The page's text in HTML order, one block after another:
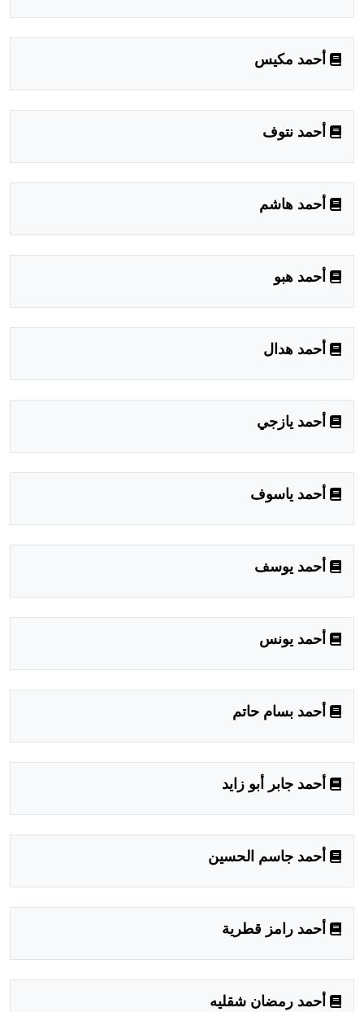
أحمد مكيس
أحمد نتوف
أحمد هاشم
أحمد هبو
أحمد هدال
أحمد يازجي
أحمد ياسوف
أحمد يوسف
أحمد يونس
أحمد بسام حاتم
أحمد جابر أبو زايد
أحمد جاسم الحسين
أحمد رامز قطرية
أحمد رمضان شقليه